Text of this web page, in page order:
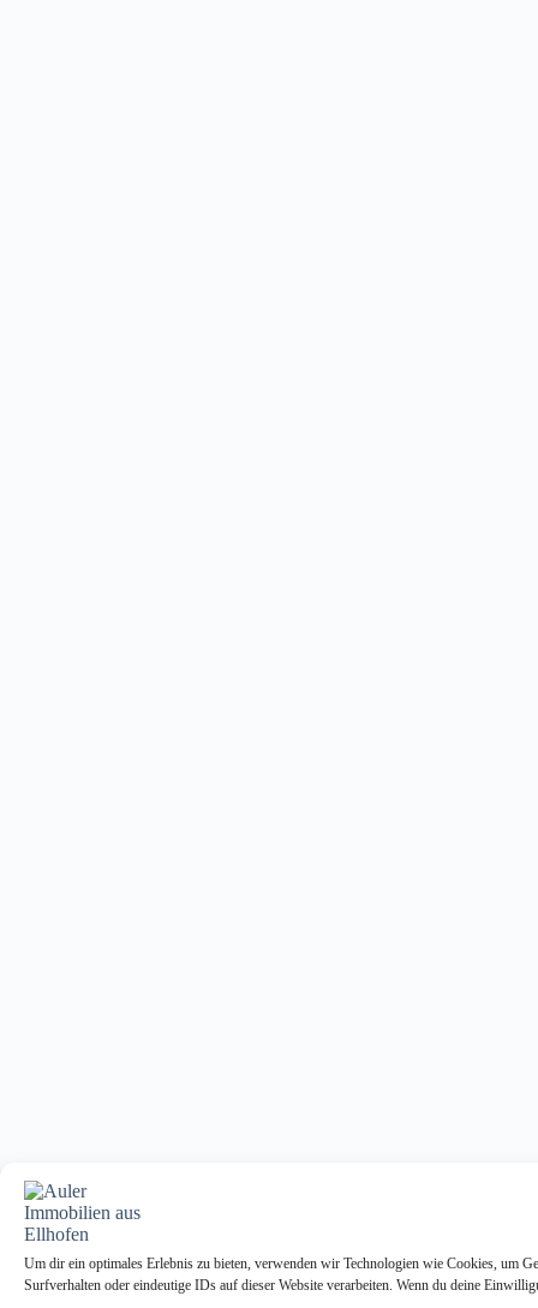
Um dir ein optimales Erlebnis zu bieten, verwenden wir Technologien wie Cookies, um
Surfverhalten oder eindeutige IDs auf dieser Website verarbeiten. Wenn du deine